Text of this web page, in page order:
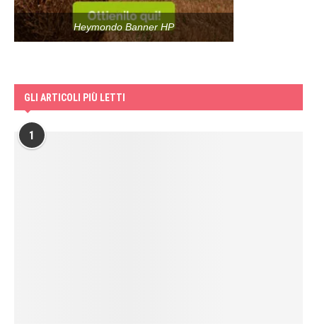
Heymondo Banner HP
GLI ARTICOLI PIÙ LETTI
1